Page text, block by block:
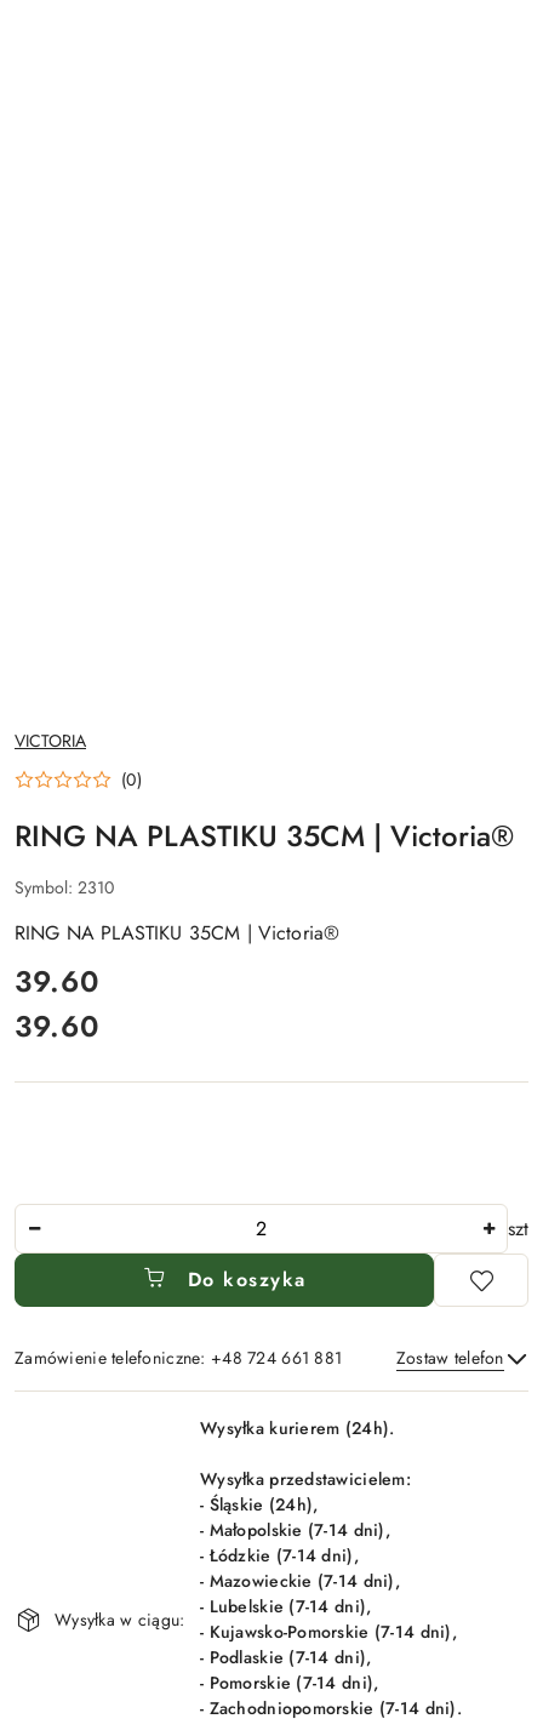
NAZWA
PRODUCENTA:
VICTORIA
(0)
RING NA PLASTIKU 35CM | Victoria®
Symbol: 2310
RING NA PLASTIKU 35CM | Victoria®
cena:
39.60
Cena:
39.60
szt
Do koszyka
Zamówienie telefoniczne: +48 724 661 881 Zostaw telefon
Wyślij
Wysyłka w ciągu:
Wysyłka kurierem (24h).
Wysyłka przedstawicielem:
- Śląskie (24h),
- Małopolskie (7-14 dni),
- Łódzkie (7-14 dni),
- Mazowieckie (7-14 dni),
- Lubelskie (7-14 dni),
- Kujawsko-Pomorskie (7-14 dni),
- Podlaskie (7-14 dni),
- Pomorskie (7-14 dni),
- Zachodniopomorskie (7-14 dni).